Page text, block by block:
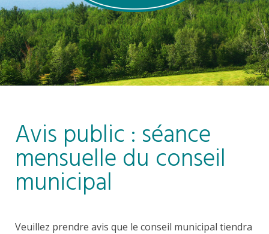
Avis public : séance
mensuelle du conseil
municipal
Veuillez prendre avis que le conseil municipal tiendra